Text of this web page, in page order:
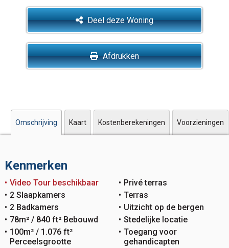
Deel deze Woning
Afdrukken
Omschrijving Kaart Kostenberekeningen Voorzieningen
Kenmerken
Video Tour beschikbaar
2 Slaapkamers
2 Badkamers
78m² / 840 ft² Bebouwd
100m² / 1.076 ft²
Perceelsgrootte
Privé terras
Terras
Uitzicht op de bergen
Stedelijke locatie
Toegang voor
gehandicapten